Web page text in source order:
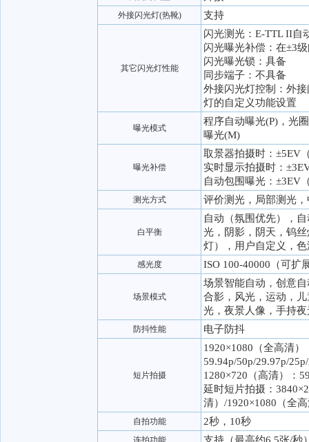
外接闪光灯(热靴) 支持
其它闪光灯性能
闪光测光：E-TTL II自
闪光曝光补偿：在±3
闪光曝光锁：具备
同步端子：不具备
外接闪光灯控制：外
灯的自定义功能设置
曝光模式
程序自动曝光(P)，光
曝光(M)
曝光补偿
取景器拍摄时：±5EV
实时显示拍摄时：
自动包围曝光：±3EV
测光方式 评价测光，局部测光
白平衡
自动（氛围优先），
光，阴影，阴天，钨
灯），用户自定义，
感光度 ISO 100-40000（可扩
场景模式
场景智能自动，创意
合影，风光，运动，
光，夜景人像，手持
防抖性能 电子防抖
短片拍摄
1920×1080（全高清）
59.94p/50p/29.97p/
1280×720（高清）：
延时短片拍摄：
清）/1920×1080（全
自拍功能 2秒，10秒
连拍功能